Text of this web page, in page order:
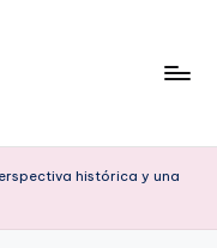
histórica y una